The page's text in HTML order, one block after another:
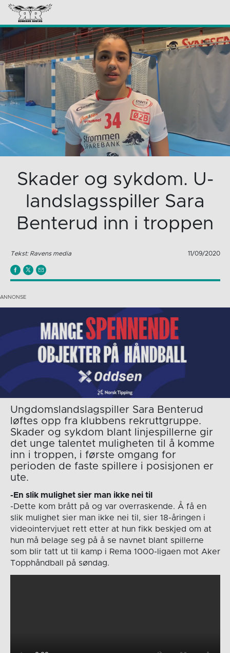
Skader og sykdom. U-
landslagsspiller Sara
Benterud inn i troppen
Tekst: Ravens media 11/09/2020
Ungdomslandslagspiller Sara Benterud
løftes opp fra klubbens rekruttgruppe.
Skader og sykdom blant linjespillerne gir
det unge talentet muligheten til å komme
inn i troppen, i første omgang for
perioden de faste spillere i posisjonen er
ute.
-En slik mulighet sier man ikke nei til
-Dette kom brått på og var overraskende. Å få en
slik mulighet sier man ikke nei til, sier 18-åringen i
videointervjuet rett etter at hun fikk beskjed om at
hun må belage seg på å se navnet blant spillerne
som blir tatt ut til kamp i Rema 1000-ligaen mot Aker
Topphåndball på søndag.